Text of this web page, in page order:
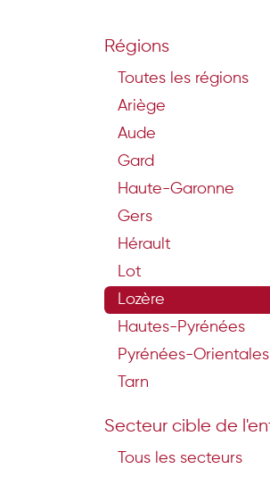
Régions
Toutes les régions
Ariège
Aude
Gard
Haute-Garonne
Gers
Hérault
Lot
Lozère
Hautes-Pyrénées
Pyrénées-Orientales
Tarn
Secteur cible de
Tous les secteurs